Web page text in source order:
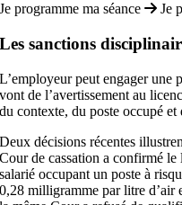
Je programme ma séance
Je
Les sanctions
L’employeur peut engager une
vont de l’avertissement au
du contexte, du poste occupé et
Deux décisions récentes
Cour de cassation a confirmé
salarié occupant un poste à
0,28 milligramme par litre d’air